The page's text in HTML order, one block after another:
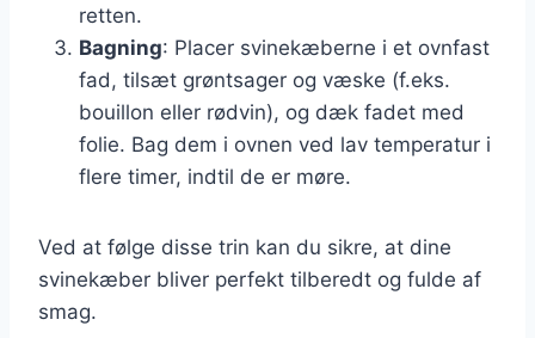
retten.
Bagning: Placer svinekæberne i et ovnfast
fad, tilsæt grøntsager og væske (f.eks.
bouillon eller rødvin), og dæk fadet med
folie. Bag dem i ovnen ved lav temperatur i
flere timer, indtil de er møre.
Ved at følge disse trin kan du sikre, at dine
svinekæber bliver perfekt tilberedt og fulde af
smag.